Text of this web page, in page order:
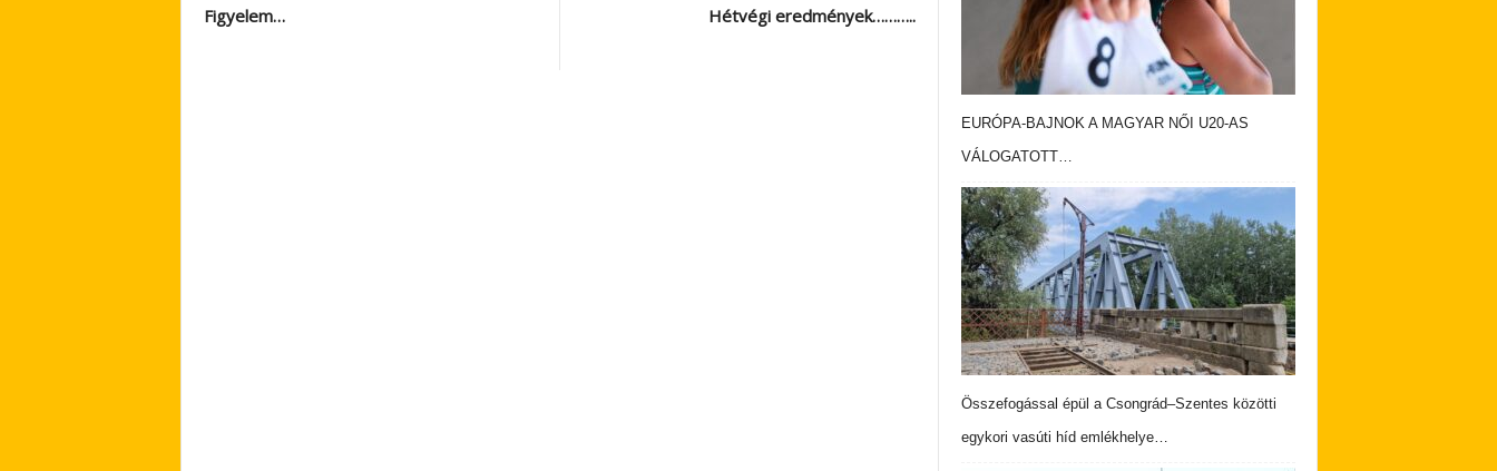
Figyelem… Hétvégi eredmények………..
EURÓPA-BAJNOK A MAGYAR NŐI U20-AS
VÁLOGATOTT…
Összefogással épül a Csongrád–Szentes közötti
egykori vasúti híd emlékhelye…